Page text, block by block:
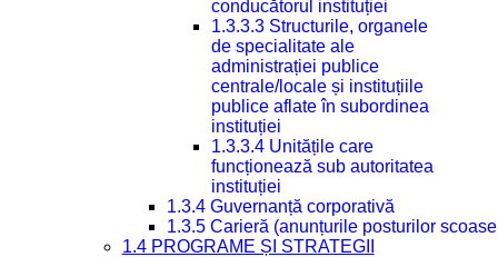
conducătorul instituției
1.3.3.3 Structurile, organele
de specialitate ale
administrației publice
centrale/locale și instituțiile
publice aflate în subordinea
instituției
1.3.3.4 Unitățile care
funcționează sub autoritatea
instituției
1.3.4 Guvernanță corporativă
1.3.5 Carieră (anunțurile posturilor
1.4 PROGRAME ȘI STRATEGII